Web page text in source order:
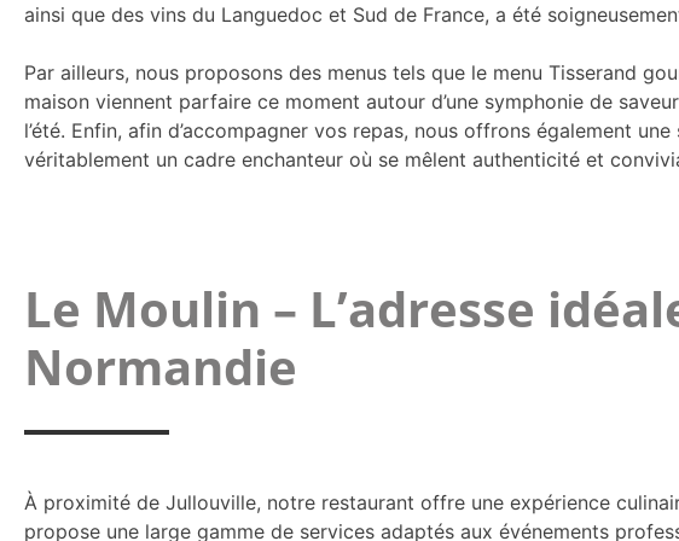
ainsi que des vins du Languedoc et Sud de France, a été
Par ailleurs, nous proposons des menus tels que le menu Tisserand
maison viennent parfaire ce moment autour d’une symphonie de
l’été. Enfin, afin d’accompagner vos repas, nous offrons également
véritablement un cadre enchanteur où se mêlent authenticité et
Le Moulin – L’adresse
Normandie
À proximité de Jullouville, notre restaurant offre une expérience
propose une large gamme de services adaptés aux événements